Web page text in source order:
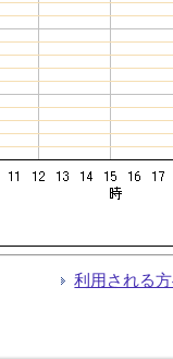
利用される